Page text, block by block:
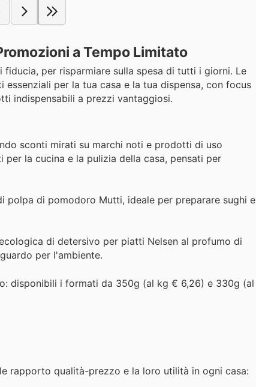
a Tempo Limitato
per risparmiare sulla spesa di tutti i giorni. Le
per la tua casa e la tua dispensa, con focus
indispensabili a prezzi vantaggiosi.
sconti mirati su marchi noti e prodotti di uso
la cucina e la pulizia della casa, pensati per
di pomodoro Mutti, ideale per preparare sughi e
di detersivo per piatti Nelsen al profumo di
per l'ambiente.
disponibili i formati da 350g (al kg € 6,26) e 330g (al
rapporto qualità-prezzo e la loro utilità in ogni casa: